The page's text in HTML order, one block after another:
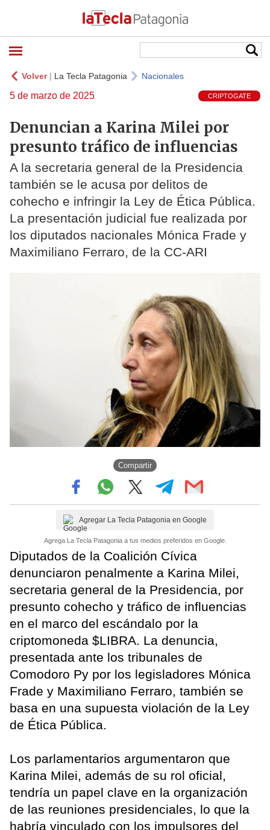
Volver| La Tecla Patagonia Nacionales
5 de marzo de 2025 CRIPTOGATE
Denuncian a Karina Milei por
presunto tráfico de influencias
A la secretaria general de la Presidencia
también se le acusa por delitos de
cohecho e infringir la Ley de Ética Pública.
La presentación judicial fue realizada por
los diputados nacionales Mónica Frade y
Maximiliano Ferraro, de la CC-ARI
Compartir
Agregar La Tecla Patagonia en Google
Agrega La Tecla Patagonia a tus medios preferidos en Google.
Diputados de la Coalición Cívica
denunciaron penalmente a Karina Milei,
secretaria general de la Presidencia, por
presunto cohecho y tráfico de influencias
en el marco del escándalo por la
criptomoneda $LIBRA. La denuncia,
presentada ante los tribunales de
Comodoro Py por los legisladores Mónica
Frade y Maximiliano Ferraro, también se
basa en una supuesta violación de la Ley
de Ética Pública.
Los parlamentarios argumentaron que
Karina Milei, además de su rol oficial,
tendría un papel clave en la organización
de las reuniones presidenciales, lo que la
habría vinculado con los impulsores del